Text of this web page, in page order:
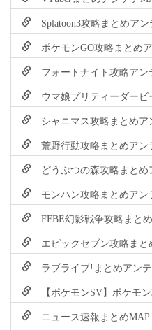
Splatoon3攻略まとめアン
ポケモンGO攻略まとめ
フォートナイト攻略アン
ウマ娘プリティーダービ
シャニマス攻略まとめア
荒野行動攻略まとめアン
どうぶつの森攻略まとめ
モンハン攻略まとめアン
FFBE幻影戦争攻略まと
エピックセブン攻略まと
ラブライブ!まとめアン
【ポケモンSV】ポケモ
ニュース速報まとめMAP